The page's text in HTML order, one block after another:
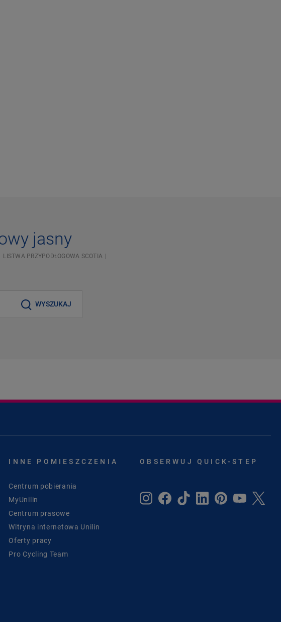
jasny
LISTWA PRZYPODŁOGOWA SCOTIA
WYSZUKAJ
INNE POMIESZCZENIA
Centrum pobierania
MyUnilin
Centrum prasowe
Witryna internetowa Unilin
Oferty pracy
Pro Cycling Team
OBSERWUJ QUICK-STEP